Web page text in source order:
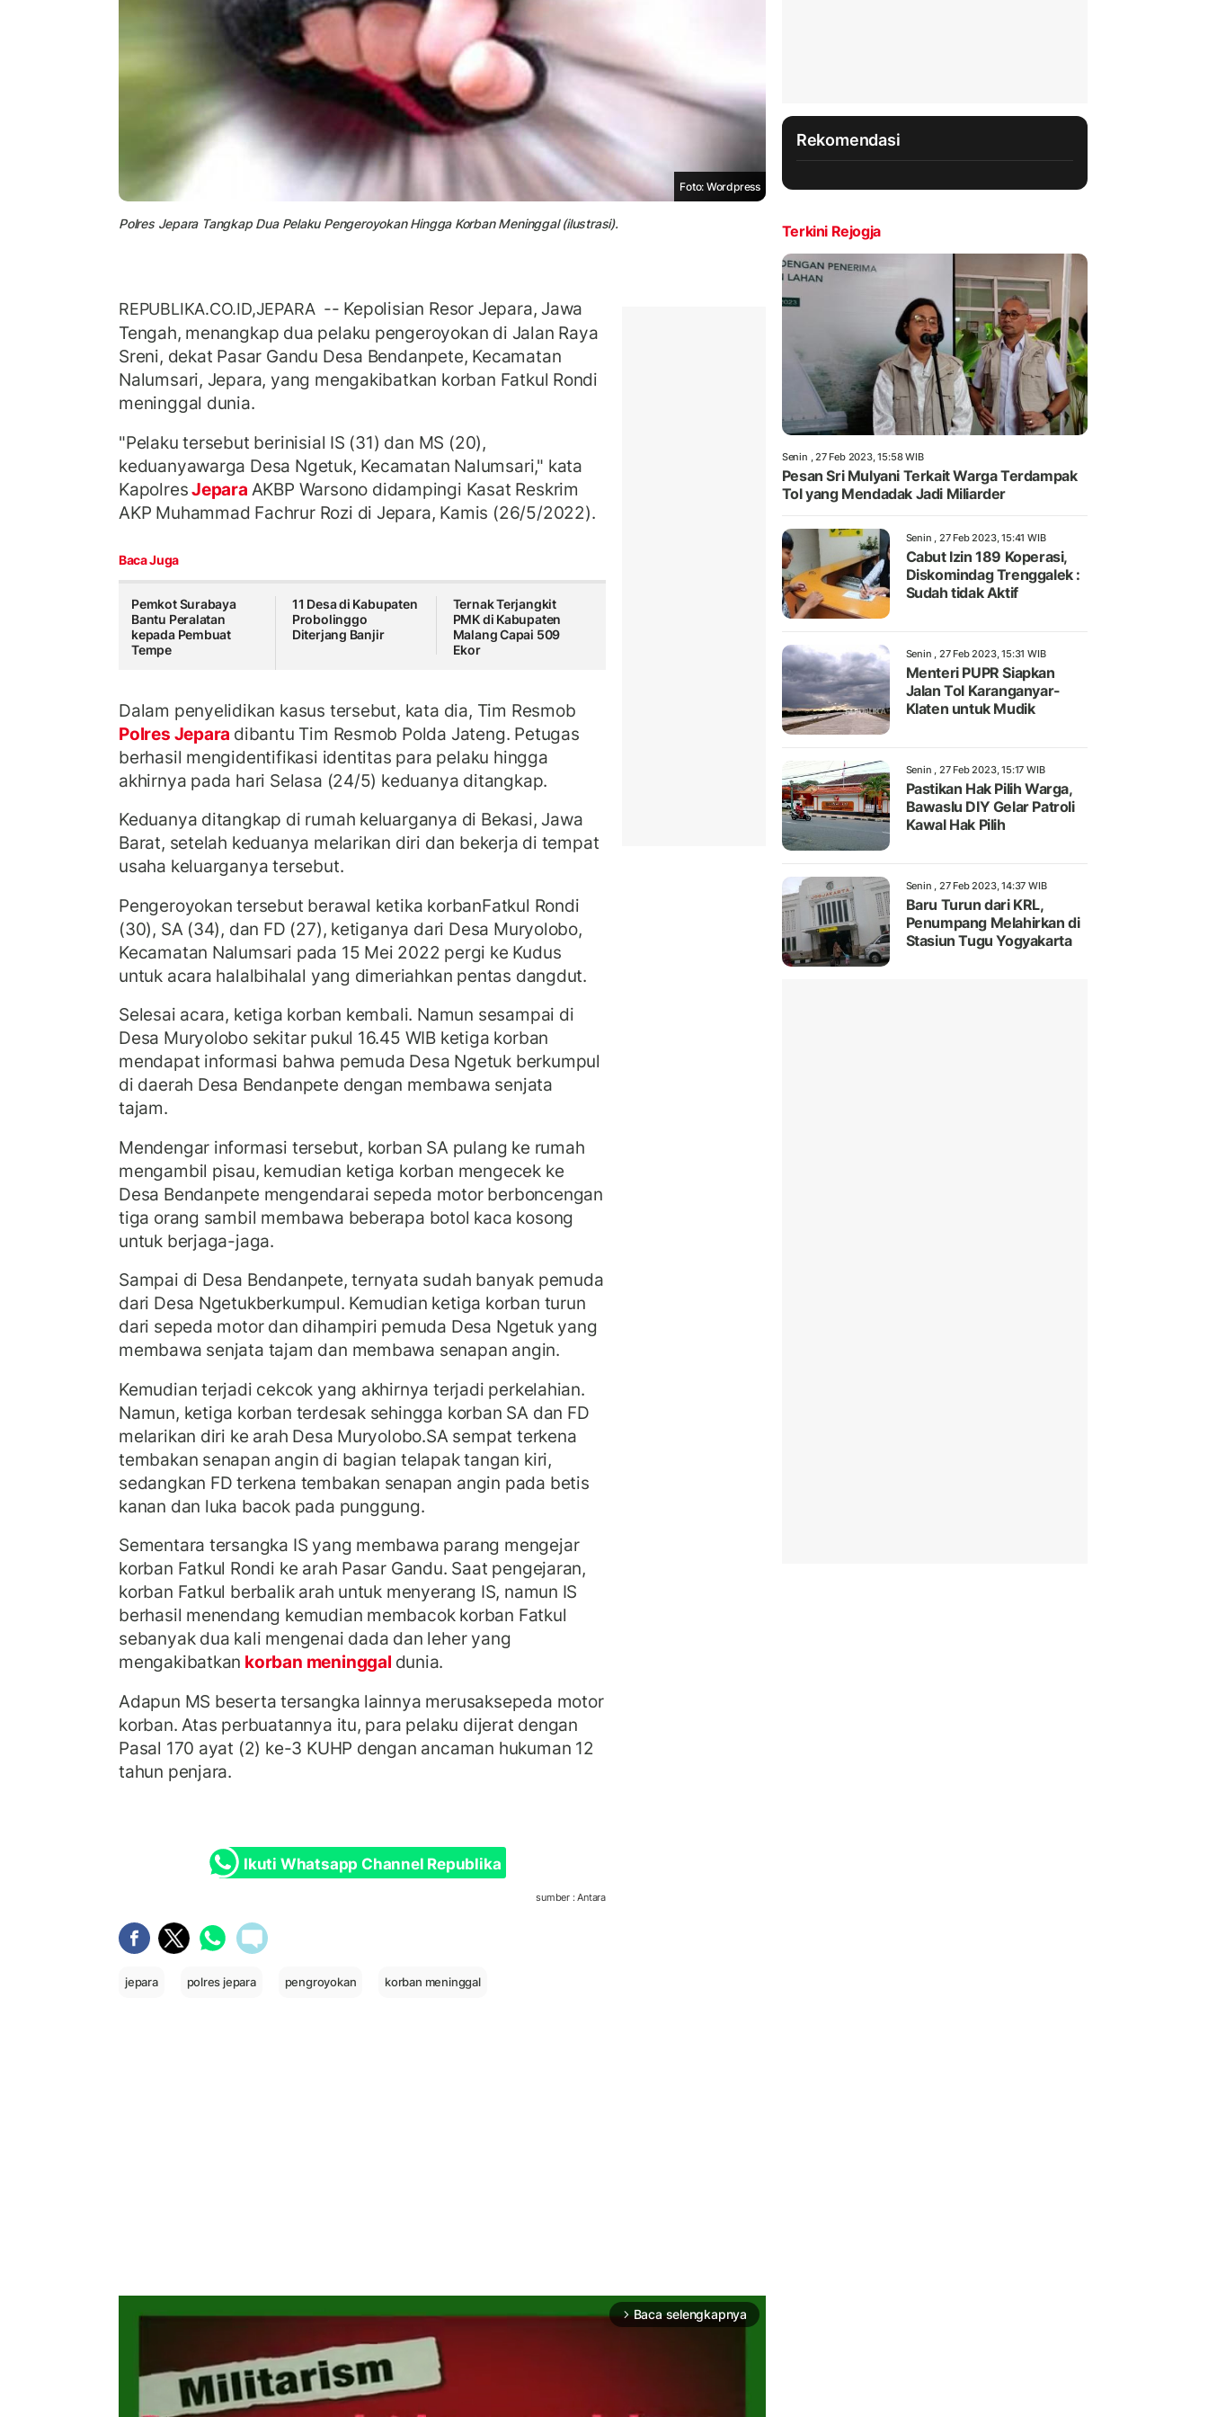
Foto: Wordpress
Polres Jepara Tangkap Dua Pelaku Pengeroyokan Hingga Korban Meninggal (ilustrasi).
REPUBLIKA.CO.ID,JEPARA -- Kepolisian Resor Jepara, Jawa
Tengah, menangkap dua pelaku pengeroyokan di Jalan Raya
Sreni, dekat Pasar Gandu Desa Bendanpete, Kecamatan
Nalumsari, Jepara, yang mengakibatkan korban Fatkul Rondi
meninggal dunia.
"Pelaku tersebut berinisial IS (31) dan MS (20),
keduanyawarga Desa Ngetuk, Kecamatan Nalumsari," kata
KapolresJepara AKBP Warsono didampingi Kasat Reskrim
AKP Muhammad Fachrur Rozi di Jepara, Kamis (26/5/2022).
Baca Juga
Pemkot Surabaya
Bantu Peralatan
kepada Pembuat
Tempe
11 Desa di Kabupaten
Probolinggo
Diterjang Banjir
Ternak Terjangkit
PMK di Kabupaten
Malang Capai 509
Ekor
Dalam penyelidikan kasus tersebut, kata dia, Tim Resmob
Polres Jepara dibantu Tim Resmob Polda Jateng. Petugas
berhasil mengidentifikasi identitas para pelaku hingga
akhirnya pada hari Selasa (24/5) keduanya ditangkap.
Keduanya ditangkap di rumah keluarganya di Bekasi, Jawa
Barat, setelah keduanya melarikan diri dan bekerja di tempat
usaha keluarganya tersebut.
Pengeroyokan tersebut berawal ketika korbanFatkul Rondi
(30), SA (34), dan FD (27), ketiganya dari Desa Muryolobo,
Kecamatan Nalumsari pada 15 Mei 2022 pergi ke Kudus
untuk acara halalbihalal yang dimeriahkan pentas dangdut.
Selesai acara, ketiga korban kembali. Namun sesampai di
Desa Muryolobo sekitar pukul 16.45 WIB ketiga korban
mendapat informasi bahwa pemuda Desa Ngetuk berkumpul
di daerah Desa Bendanpete dengan membawa senjata
tajam.
Mendengar informasi tersebut, korban SA pulang ke rumah
mengambil pisau, kemudian ketiga korban mengecek ke
Desa Bendanpete mengendarai sepeda motor berboncengan
tiga orang sambil membawa beberapa botol kaca kosong
untuk berjaga-jaga.
Sampai di Desa Bendanpete, ternyata sudah banyak pemuda
dari Desa Ngetukberkumpul. Kemudian ketiga korban turun
dari sepeda motor dan dihampiri pemuda Desa Ngetuk yang
membawa senjata tajam dan membawa senapan angin.
Kemudian terjadi cekcok yang akhirnya terjadi perkelahian.
Namun, ketiga korban terdesak sehingga korban SA dan FD
melarikan diri ke arah Desa Muryolobo.SA sempat terkena
tembakan senapan angin di bagian telapak tangan kiri,
sedangkan FD terkena tembakan senapan angin pada betis
kanan dan luka bacok pada punggung.
Sementara tersangka IS yang membawa parang mengejar
korban Fatkul Rondi ke arah Pasar Gandu. Saat pengejaran,
korban Fatkul berbalik arah untuk menyerang IS, namun IS
berhasil menendang kemudian membacok korban Fatkul
sebanyak dua kali mengenai dada dan leher yang
mengakibatkan korban meninggal dunia.
Adapun MS beserta tersangka lainnya merusaksepeda motor
korban. Atas perbuatannya itu, para pelaku dijerat dengan
Pasal 170 ayat (2) ke-3 KUHP dengan ancaman hukuman 12
tahun penjara.
Ikuti Whatsapp Channel Republika
sumber : Antara
jepara polres jepara pengroyokan korban meninggal
arrow_forward_ios Baca selengkapnya
Rekomendasi
Terkini Rejogja
Senin , 27 Feb 2023, 15:58 WIB
Pesan Sri Mulyani Terkait Warga Terdampak
Tol yang Mendadak Jadi Miliarder
Senin , 27 Feb 2023, 15:41 WIB
Cabut Izin 189 Koperasi,
Diskomindag Trenggalek :
Sudah tidak Aktif
Senin , 27 Feb 2023, 15:31 WIB
Menteri PUPR Siapkan
Jalan Tol Karanganyar-
Klaten untuk Mudik
Senin , 27 Feb 2023, 15:17 WIB
Pastikan Hak Pilih Warga,
Bawaslu DIY Gelar Patroli
Kawal Hak Pilih
Senin , 27 Feb 2023, 14:37 WIB
Baru Turun dari KRL,
Penumpang Melahirkan di
Stasiun Tugu Yogyakarta